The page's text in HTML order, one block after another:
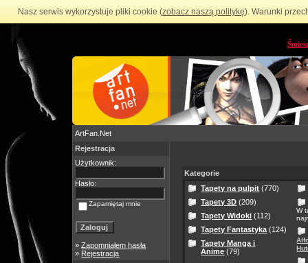
Nasz serwis wykorzystuje pliki cookie (zobacz naszą politykę). Warunki
ArtFan.Net
Rejestracja
Użytkownik:
Hasło:
Zapamiętaj mnie
»Zapomniałem hasła
» Rejestracja
Kategorie
Tapety na pulpit (770)
Tapety 3D (209)
Tapety Widoki (112)
Tapety Fantastyka (124)
Tapety Manga i
Anime (79)
W